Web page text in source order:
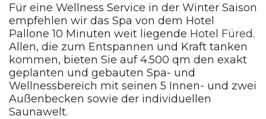
Für eine Wellness Service in der Winter Saison
empfehlen wir das Spa von dem Hotel
Pallone 10 Minuten weit liegende Hotel Füred.
Allen, die zum Entspannen und Kraft tanken
kommen, bieten Sie auf 4.500 qm den exakt
geplanten und gebauten Spa- und
Wellnessbereich mit seinen 5 Innen- und zwei
Außenbecken sowie der individuellen
Saunawelt.